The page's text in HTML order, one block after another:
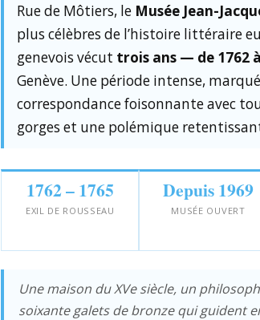
Rue de Môtiers, le Musée Jean-
plus célèbres de l’histoire littéraire
genevois vécut trois ans — de 1762
Genève. Une période intense,
correspondance foisonnante avec
gorges et une polémique
1762 – 1765
EXIL DE ROUSSEAU
Depuis 1969
MUSÉE OUVERT
Une maison du XVe siècle, un
soixante galets de bronze qui guident